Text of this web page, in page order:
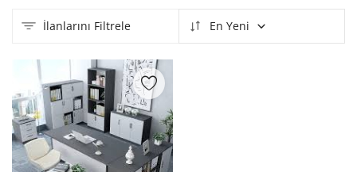
Ana menü
Kategoriler
Ana Sayfa
Favorilerim
İlanlarını Filtrele En Yeni